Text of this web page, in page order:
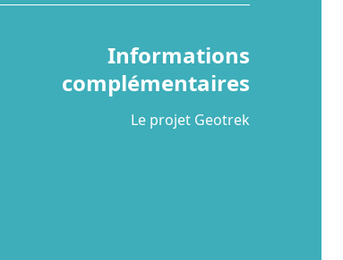
Informations
complémentaires
Le projet Geotrek